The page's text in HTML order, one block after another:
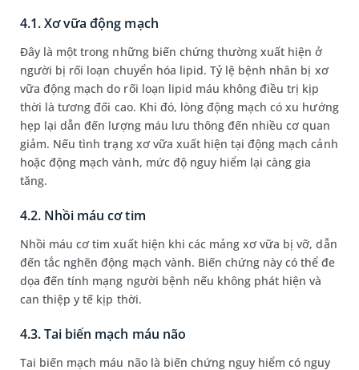
4.1. Xơ vữa động mạch
Đây là một trong những biến chứng thường xuất hiện ở
người bị rối loạn chuyển hóa lipid. Tỷ lệ bệnh nhân bị xơ
vữa động mạch do rối loạn lipid máu không điều trị kịp
thời là tương đối cao. Khi đó, lòng động mạch có xu hướng
hẹp lại dẫn đến lượng máu lưu thông đến nhiều cơ quan
giảm. Nếu tình trạng xơ vữa xuất hiện tại động mạch cảnh
hoặc động mạch vành, mức độ nguy hiểm lại càng gia
tăng.
4.2. Nhồi máu cơ tim
Nhồi máu cơ tim xuất hiện khi các mảng xơ vữa bị vỡ, dẫn
đến tắc nghẽn động mạch vành. Biến chứng này có thể đe
dọa đến tính mạng người bệnh nếu không phát hiện và
can thiệp y tế kịp thời.
4.3. Tai biến mạch máu não
Tai biến mạch máu não là biến chứng nguy hiểm có nguy